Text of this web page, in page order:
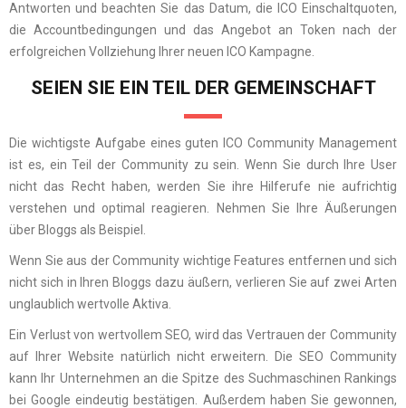
Antworten und beachten Sie das Datum, die ICO Einschaltquoten,
die Accountbedingungen und das Angebot an Token nach der
erfolgreichen Vollziehung Ihrer neuen ICO Kampagne.
SEIEN SIE EIN TEIL DER GEMEINSCHAFT
Die wichtigste Aufgabe eines guten ICO Community Management
ist es, ein Teil der Community zu sein. Wenn Sie durch Ihre User
nicht das Recht haben, werden Sie ihre Hilferufe nie aufrichtig
verstehen und optimal reagieren. Nehmen Sie Ihre Äußerungen
über Bloggs als Beispiel.
Wenn Sie aus der Community wichtige Features entfernen und sich
nicht sich in Ihren Bloggs dazu äußern, verlieren Sie auf zwei Arten
unglaublich wertvolle Aktiva.
Ein Verlust von wertvollem SEO, wird das Vertrauen der Community
auf Ihrer Website natürlich nicht erweitern. Die SEO Community
kann Ihr Unternehmen an die Spitze des Suchmaschinen Rankings
bei Google eindeutig bestätigen. Außerdem haben Sie gewonnen,